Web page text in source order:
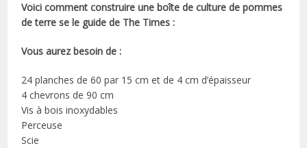
Voici comment construire une boîte de culture de pommes
de terre se le guide de The Times :
Vous aurez besoin de :
24 planches de 60 par 15 cm et de 4 cm d’épaisseur
4 chevrons de 90 cm
Vis à bois inoxydables
Perceuse
Scie